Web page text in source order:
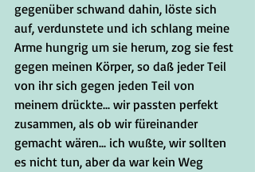
gegenüber schwand dahin, löste sich
auf, verdunstete und ich schlang meine
Arme hungrig um sie herum, zog sie fest
gegen meinen Körper, so daß jeder Teil
von ihr sich gegen jeden Teil von
meinem drückte... wir passten perfekt
zusammen, als ob wir füreinander
gemacht wären... ich wußte, wir sollten
es nicht tun, aber da war kein Weg